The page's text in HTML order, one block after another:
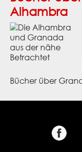
Alhambra
Bücher über